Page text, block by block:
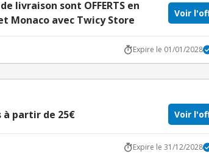
livraison sont OFFERTS en
Monaco avec Twicy Store
Voir
Expire le 01/01/2028
à partir de 25€ Voir
Expire le 31/12/2028